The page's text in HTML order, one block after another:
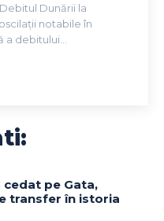
Dunării la
notabile în
debitului...
pe Gata,
transfer în istoria